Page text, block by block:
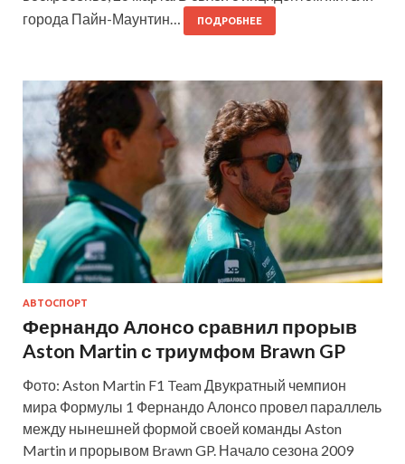
города Пайн-Маунтин…
ПОДРОБНЕЕ
АВТОСПОРТ
Фернандо Алонсо сравнил прорыв
Aston Martin с триумфом Brawn GP
Фото: Aston Martin F1 Team Двукратный чемпион
мира Формулы 1 Фернандо Алонсо провел параллель
между нынешней формой своей команды Aston
Martin и прорывом Brawn GP. Начало сезона 2009